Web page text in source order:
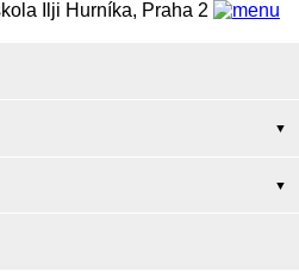
Ilji Hurníka, Praha 2